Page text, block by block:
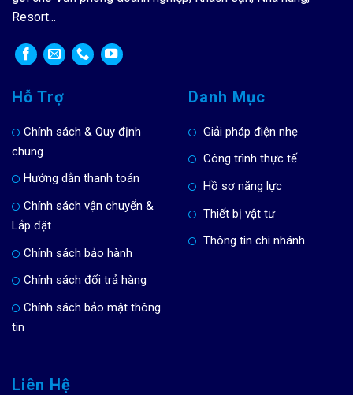
Resort...
Hỗ Trợ
Chính sách & Quy định
chung
Hướng dẫn thanh toán
Chính sách vận chuyển &
Lắp đặt
Chính sách bảo hành
Chính sách đổi trả hàng
Chính sách bảo mật thông
tin
Danh Mục
Giải pháp điện nhẹ
Công trình thực tế
Hồ sơ năng lực
Thiết bị vật tư
Thông tin chi nhánh
Liên Hệ